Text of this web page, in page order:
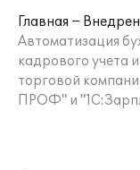
Главная
Автоматизация
кадрового учета
торговой
ПРОФ" и